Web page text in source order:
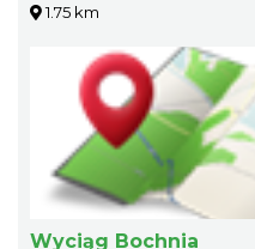
1.75 km
Wyciąg Bochnia